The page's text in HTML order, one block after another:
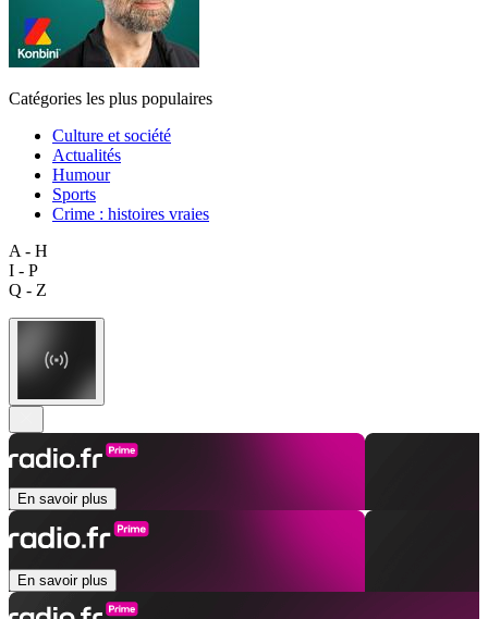
Catégories les plus populaires
Culture et société
Actualités
Humour
Sports
Crime : histoires vraies
A - H
I - P
Q - Z
En savoir plus
En savoir plus